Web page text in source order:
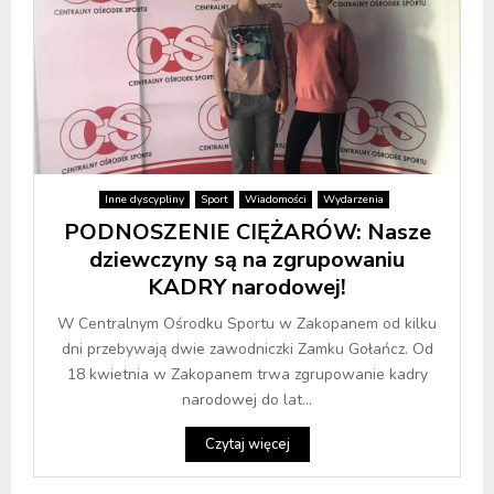
Inne dyscypliny Sport Wiadomości Wydarzenia
PODNOSZENIE CIĘŻARÓW: Nasze
dziewczyny są na zgrupowaniu
KADRY narodowej!
W Centralnym Ośrodku Sportu w Zakopanem od kilku
dni przebywają dwie zawodniczki Zamku Gołańcz. Od
18 kwietnia w Zakopanem trwa zgrupowanie kadry
narodowej do lat...
Czytaj więcej